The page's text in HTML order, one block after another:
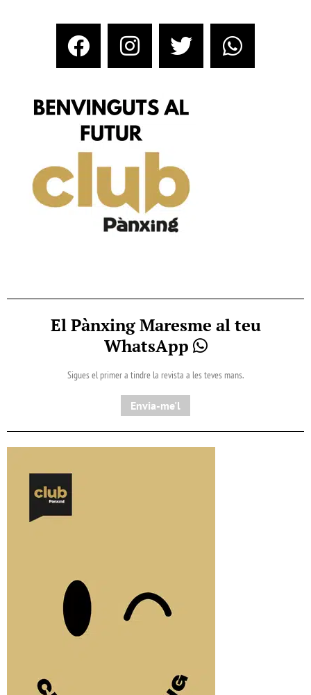
El Pànxing Maresme al teu
WhatsApp
Sigues el primer a tindre la revista a les teves mans.
Envia-me'l